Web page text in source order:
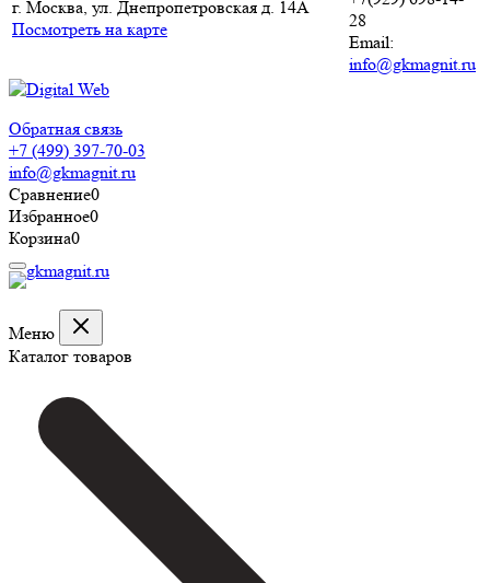
г. Москва, ул. Днепропетровская д. 14А
Посмотреть на карте
28
Email:
info@gkmagnit.ru
Обратная связь
+7 (499) 397-70-03
info@gkmagnit.ru
Сравнение0
Избранное0
Корзина0
Меню
Каталог товаров